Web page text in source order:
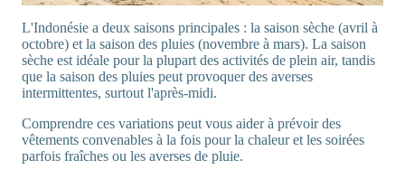
L'Indonésie a deux saisons principales : la saison sèche (avril à
octobre) et la saison des pluies (novembre à mars). La saison
sèche est idéale pour la plupart des activités de plein air, tandis
que la saison des pluies peut provoquer des averses
intermittentes, surtout l'après-midi.
Comprendre ces variations peut vous aider à prévoir des
vêtements convenables à la fois pour la chaleur et les soirées
parfois fraîches ou les averses de pluie.